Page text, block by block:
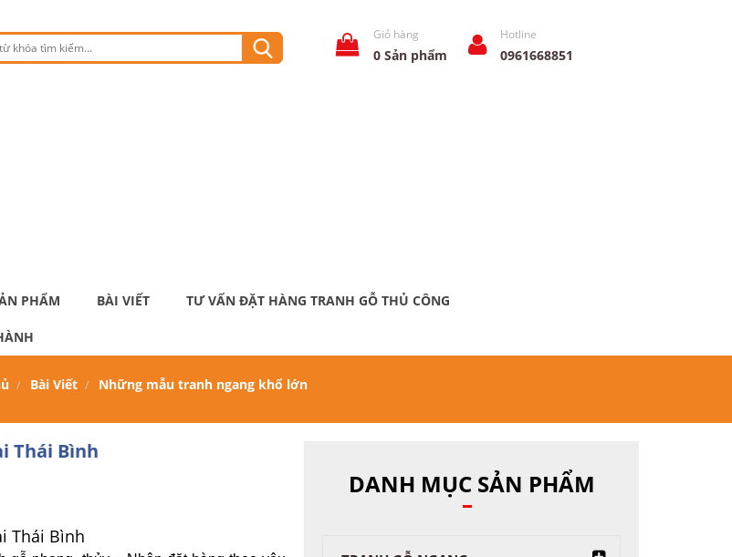
Giỏ hàng
0 Sản phẩm
Hotline
0961668851
PHẨM BÀI VIẾT TƯ VẤN ĐẶT HÀNG TRANH GỖ THỦ CÔNG
Bài Viết Những mẫu tranh ngang khổ lớn
Thái Bình
Thái Bình
DANH MỤC SẢN PHẨM